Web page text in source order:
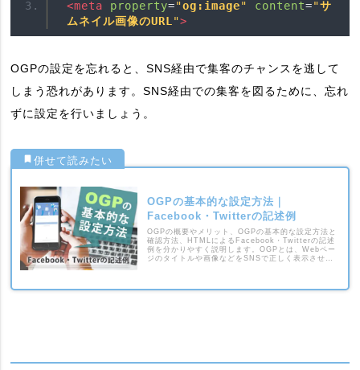
<meta
property="og:image" content="サ
ムネイル画像のURL ">
OGPの設定を忘れると、SNS経由で集客のチャンスを逃して
しまう恐れがあります。SNS経由での集客を図るために、忘れ
ずに設定を行いましょう。
OGPの基本的な設定方法｜
Facebook・Twitterの記述例
OGPの概要やメリット、OGPの基本的な設定方法と
確認方法、HTMLによるFacebook・Twitterの記述
例を分かりやすく説明します。OGPとは、Webペー
ジのタイトルや画像などをSNSで正しく表示させる